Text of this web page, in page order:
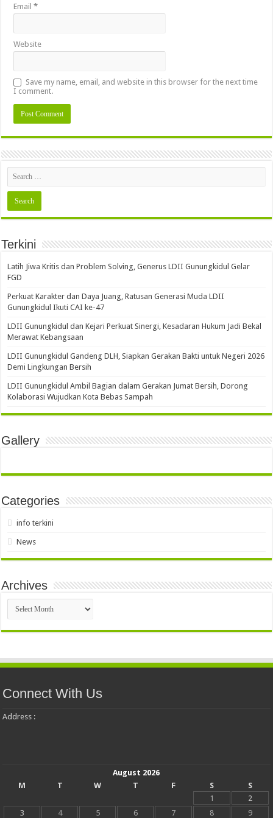
Email*
Website
Save my name, email, and website in this browser for the next time
I comment.
Terkini
Latih Jiwa Kritis dan Problem Solving, Generus LDII Gunungkidul Gelar
FGD
Perkuat Karakter dan Daya Juang, Ratusan Generasi Muda LDII
Gunungkidul Ikuti CAI ke-47
LDII Gunungkidul dan Kejari Perkuat Sinergi, Kesadaran Hukum Jadi Bekal
Merawat Kebangsaan
LDII Gunungkidul Gandeng DLH, Siapkan Gerakan Bakti untuk Negeri 2026
Demi Lingkungan Bersih
LDII Gunungkidul Ambil Bagian dalam Gerakan Jumat Bersih, Dorong
Kolaborasi Wujudkan Kota Bebas Sampah
Gallery
Categories
info terkini
News
Archives
Archives
Connect With Us
Address :
August 2026
M
T W T F S
S
1
2
3
4 5 6 7 8 9